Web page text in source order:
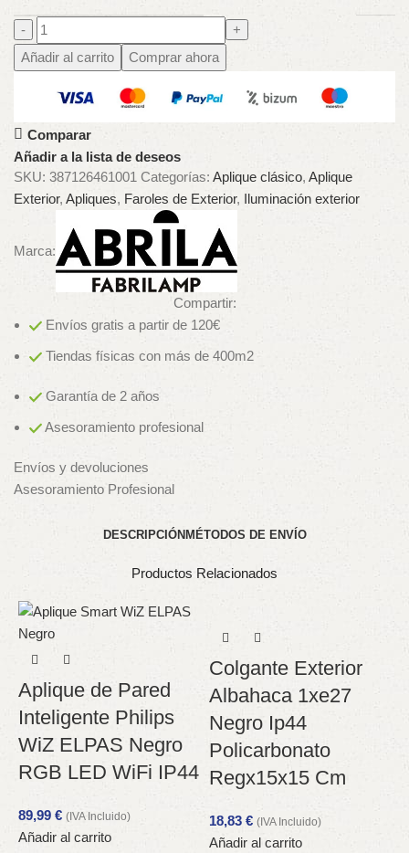
Añadir al carrito Comprar ahora
Comparar
Añadir a la lista de deseos
SKU: 387126461001 Categorías: Aplique clásico, Aplique
Exterior, Apliques, Faroles de Exterior, Iluminación exterior
Marca:
Compartir:
Envíos gratis a partir de 120€
Tiendas físicas con más de 400m2
Garantía de 2 años
Asesoramiento profesional
Envíos y devoluciones
Asesoramiento Profesional
DESCRIPCIÓN MÉTODOS DE ENVÍO
Productos Relacionados
Aplique de Pared
Inteligente Philips
WiZ ELPAS Negro
RGB LED WiFi IP44
89,99 € (IVA Incluido)
Añadir al carrito
Colgante Exterior
Albahaca 1xe27
Negro Ip44
Policarbonato
Regx15x15 Cm
18,83 € (IVA Incluido)
Añadir al carrito